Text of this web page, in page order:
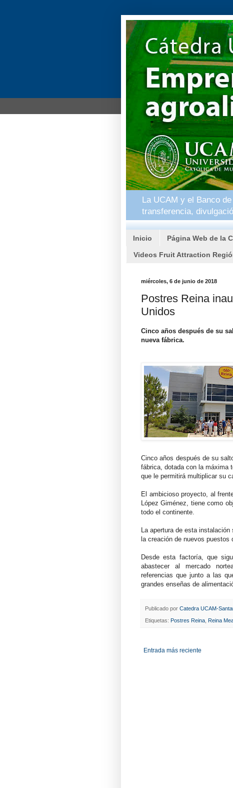
La UCAM y el Banco
transferencia,
Inicio Página Web de la
Videos Fruit Attraction
miércoles, 6 de junio de 2018
Postres Reina
Unidos
Cinco años después de su
nueva fábrica.
Cinco años después de su
fábrica, dotada con la máxima
que le permitirá multiplicar su
El ambicioso proyecto, al
López Giménez, tiene como
todo el continente.
La apertura de esta
la creación de nuevos puestos
Desde esta factoría, que
abastecer al mercado
referencias que junto a las
grandes enseñas de
Publicado por Catedra UCAM-
Etiquetas: Postres Reina Reina
Entrada más reciente